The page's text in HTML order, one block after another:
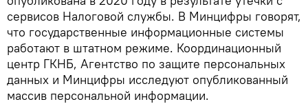
сервисов Налоговой службы. В Минцифры говорят,
что государственные информационные системы
работают в штатном режиме. Координационный
центр ГКНБ, Агентство по защите персональных
данных и Минцифры исследуют опубликованный
массив персональной информации.